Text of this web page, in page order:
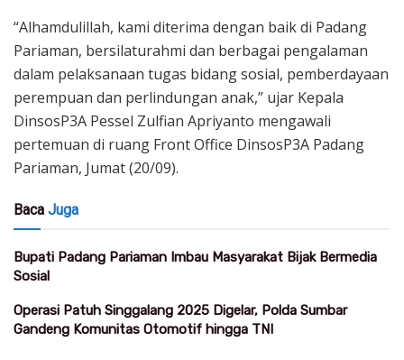
“Alhamdulillah, kami diterima dengan baik di Padang
Pariaman, bersilaturahmi dan berbagai pengalaman
dalam pelaksanaan tugas bidang sosial, pemberdayaan
perempuan dan perlindungan anak,” ujar Kepala
DinsosP3A Pessel Zulfian Apriyanto mengawali
pertemuan di ruang Front Office DinsosP3A Padang
Pariaman, Jumat (20/09).
Baca Juga
Bupati Padang Pariaman Imbau Masyarakat Bijak Bermedia
Sosial
Operasi Patuh Singgalang 2025 Digelar, Polda Sumbar
Gandeng Komunitas Otomotif hingga TNI